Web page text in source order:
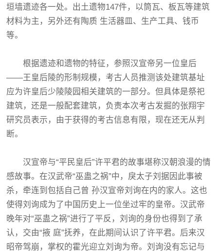
垣墙遗迹各一处。出土遗物147件，以筒瓦、板瓦等建筑
材料为主，另外还有陶质 生活器皿、生产工具、钱币
等。
根据遗迹和遗物的特征，参照汉宣帝另一位皇后
——王皇后陵的形制规模，考古人员推测该处建筑基址
应为许皇后少陵陵园相关建筑的一部分。但具体是祭祀
建筑，还是一般配套建筑，负责本次考古发掘的张翔宇
研究员表示，由于获得的考古信息有限，现在还无从判
断。
汉宣帝与“平民皇后”许平君的故事堪称汉朝浪漫的情
感故事。在汉武帝“巫蛊之祸”中，戾太子刘据因此事被
杀，牵连到包括自己曾 孙汉宣帝刘询在内的家人。这也
使得刘询成为了中国历史上一位坐过牢的皇帝。汉武帝
晚年对“巫蛊之祸”进行了平反，刘询的身份也得到了承
认，交由“掖 庭”抚养，在此期间认识了许平君。后来汉
昭帝驾崩，掌权的霍光迎立刘询为帝。刘询没有忘记与